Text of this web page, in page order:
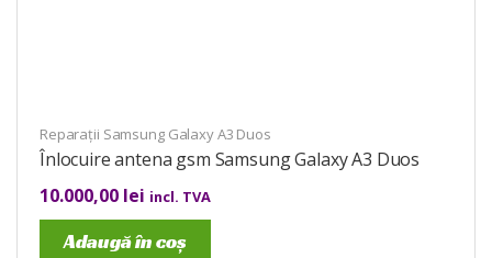
Reparații Samsung Galaxy A3 Duos
Înlocuire antena gsm Samsung Galaxy A3 Duos
10.000,00 lei incl. TVA
Adaugă în coș